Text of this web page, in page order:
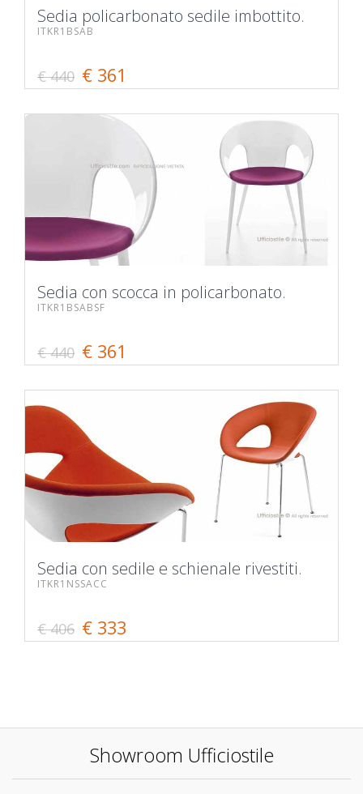
Sedia policarbonato sedile imbottito.
ITKR1BSAB
€ 440 € 361
Sedia con scocca in policarbonato.
ITKR1BSABSF
€ 440 € 361
Sedia con sedile e schienale rivestiti.
ITKR1NSSACC
€ 406 € 333
Showroom Ufficiostile